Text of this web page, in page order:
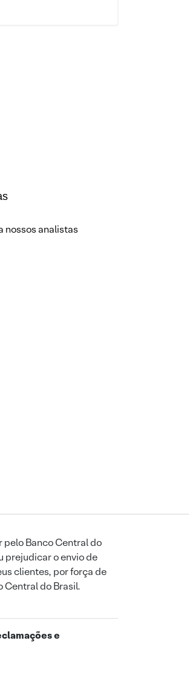
nossos analistas
Banco Central do
prejudicar o envio de
clientes, por força de
Central do Brasil.
e